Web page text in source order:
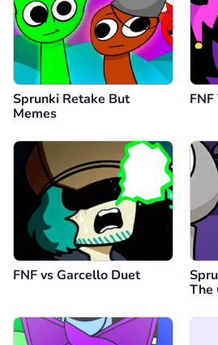
Sprunki Retake But
Memes
FNF
FNF vs Garcello Duet
The